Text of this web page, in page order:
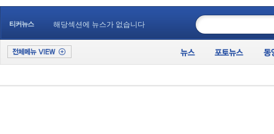
티커뉴스 해당섹션에 뉴스가 없습니다